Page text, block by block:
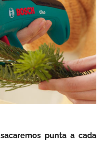
sacaremos punta a cada